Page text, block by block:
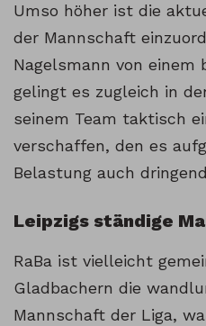
Umso höher ist die
der Mannschaft
Nagelsmann von einem
gelingt es zugleich in
seinem Team taktisch
verschaffen, den es
Belastung auch
Leipzigs ständige
RaBa ist vielleicht
Gladbachern die
Mannschaft der Liga,